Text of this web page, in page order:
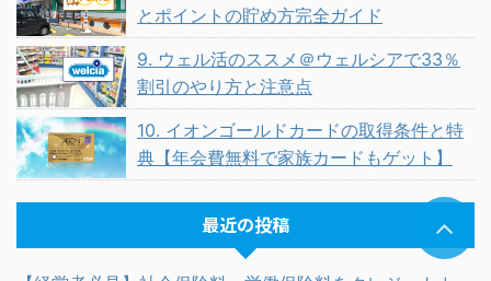
とポイントの貯め方完全ガイド
9. ウェル活のススメ＠ウェルシアで33％
割引のやり方と注意点
10. イオンゴールドカードの取得条件と特
典【年会費無料で家族カードもゲット】
最近の投稿